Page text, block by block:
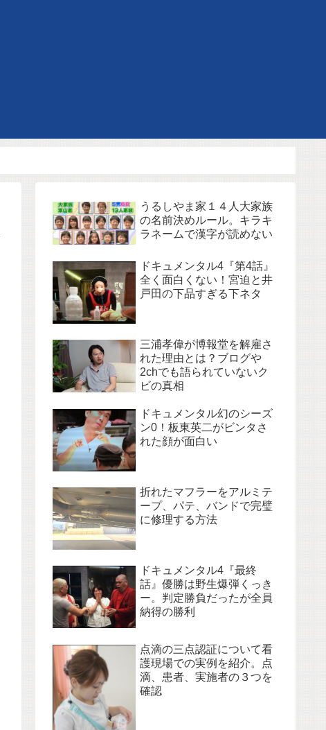
うるしやま家１４人大家族
の名前決めルール。キラキ
ラネームで漢字が読めない
ドキュメンタル4『第4話』
全く面白くない！宮迫と井
戸田の下品すぎる下ネタ
三浦孝偉が博報堂を解雇さ
れた理由とは？ブログや
2chでも語られていないク
ビの真相
ドキュメンタル幻のシーズ
ン0！板東英二がビンタさ
れた顔が面白い
折れたマフラーをアルミテ
ープ、パテ、バンドで完璧
に修理する方法
ドキュメンタル4『最終
話』優勝は野生爆弾くっき
ー。判定勝負だったが全員
納得の勝利
点滴の三点認証について看
護現場での実例を紹介。点
滴、患者、実施者の３つを
確認